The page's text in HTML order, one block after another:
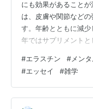
にも効果があること
は、皮膚や関節など
す。年齢とともに減
年ではサプリメント
チンサプリがメンタ
下の通りです。 スト
レスホルモンである
があるとされていま
#エラスチン #メン
#エッセイ #雑学